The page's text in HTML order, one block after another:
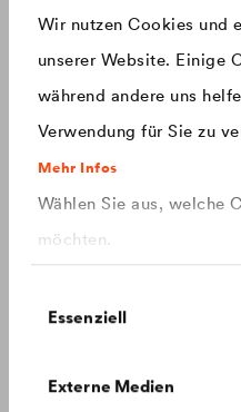
Wir nutzen Cookies und
unserer Website. Einige
während andere uns
Verwendung für Sie zu
Mehr Infos
Wählen Sie aus, welche
möchten.
Essenziell
Externe Medien
China
Czech Republic
Deutschland
Produkte mit einem neuen